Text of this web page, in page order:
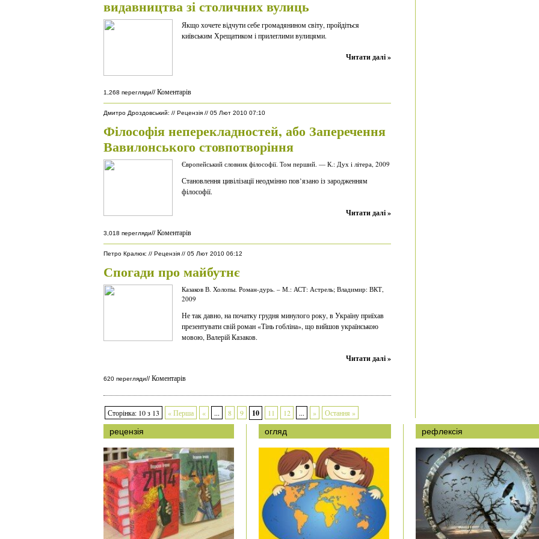
видавництва зі столичних вулиць
Якщо хочете відчути себе громадянином світу, пройдіться
київським Хрещатиком і прилеглими вулицями.
Читати далі »
1,268 перегляди// Коментарів
Дмитро Дроздовський: // Рецензія // 05 Лют 2010 07:10
Філософія неперекладностей, або Заперечення
Вавилонського стовпотворіння
Європейський словник філософії. Том перший. — К.: Дух і літера, 2009
Становлення цивілізації неодмінно пов’язано із зародженням
філософії.
Читати далі »
3,018 перегляди// Коментарів
Петро Кралюк: // Рецензія // 05 Лют 2010 06:12
Спогади про майбутнє
Казаков В. Холопы. Роман-дурь. – М.: АСТ: Астрель; Владимир: ВКТ,
2009
Не так давно, на початку грудня минулого року, в Україну приїхав
презентувати свій роман «Тінь гобліна», що вийшов українською
мовою, Валерій Казаков.
Читати далі »
620 перегляди// Коментарів
Сторінка: 10 з 13 « Перша « ... 8 9 10 11 12 ... » Остання »
рецензія огляд рефлексія